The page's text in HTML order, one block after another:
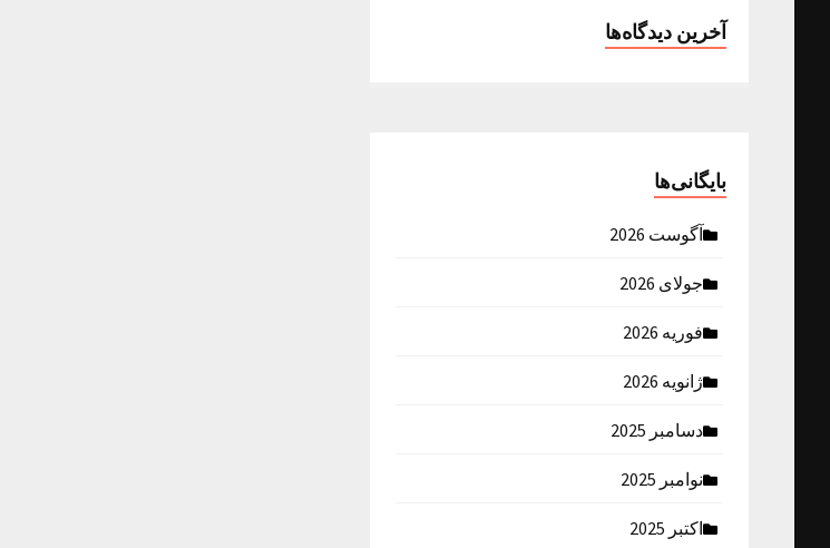
آخرین دیدگاه‌ها
بایگانی‌ها
آگوست 2026
جولای 2026
فوریه 2026
ژانویه 2026
دسامبر 2025
نوامبر 2025
اکتبر 2025